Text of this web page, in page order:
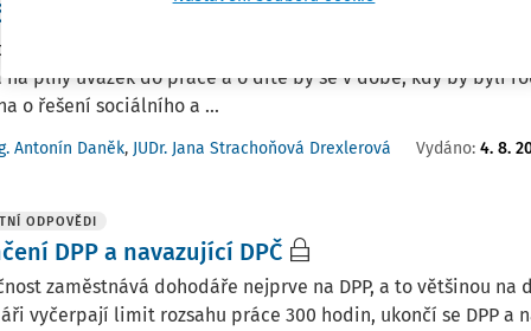
dovolená čerpaná prarodičem
prarodiče čerpali rodičovskou dovolenou? Jednalo by se
plný úvazek do práce a o dítě by se v době, kdy by byli
o řešení sociálního a ...
Antonín Daněk, JUDr. Jana Strachoňová Drexlerová Vydáno: 4. 8.
ODPOVĚDI
DPP a navazující DPČ
zaměstnává dohodáře nejprve na DPP, a to většinou
vyčerpají limit rozsahu práce 300 hodin, ukončí se DPP a